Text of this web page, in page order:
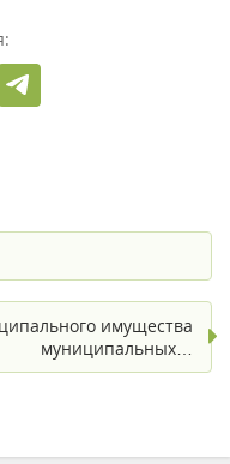
имущества
муниципальных…